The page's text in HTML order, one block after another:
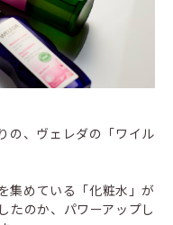
の、ヴェレダの「ワイル
集めている「化粧水」が
たのか、パワーアップし